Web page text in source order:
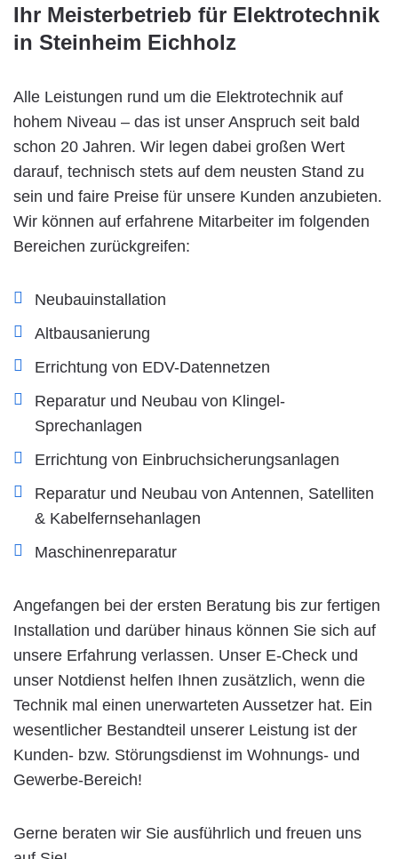
Ihr Meisterbetrieb für Elektrotechnik
in Steinheim Eichholz
Alle Leistungen rund um die Elektrotechnik auf
hohem Niveau – das ist unser Anspruch seit bald
schon 20 Jahren. Wir legen dabei großen Wert
darauf, technisch stets auf dem neusten Stand zu
sein und faire Preise für unsere Kunden anzubieten.
Wir können auf erfahrene Mitarbeiter im folgenden
Bereichen zurückgreifen:
Neubauinstallation
Altbausanierung
Errichtung von EDV-Datennetzen
Reparatur und Neubau von Klingel-
Sprechanlagen
Errichtung von Einbruchsicherungsanlagen
Reparatur und Neubau von Antennen, Satelliten
& Kabelfernsehanlagen
Maschinenreparatur
Angefangen bei der ersten Beratung bis zur fertigen
Installation und darüber hinaus können Sie sich auf
unsere Erfahrung verlassen. Unser E-Check und
unser Notdienst helfen Ihnen zusätzlich, wenn die
Technik mal einen unerwarteten Aussetzer hat. Ein
wesentlicher Bestandteil unserer Leistung ist der
Kunden- bzw. Störungsdienst im Wohnungs- und
Gewerbe-Bereich!
Gerne beraten wir Sie ausführlich und freuen uns